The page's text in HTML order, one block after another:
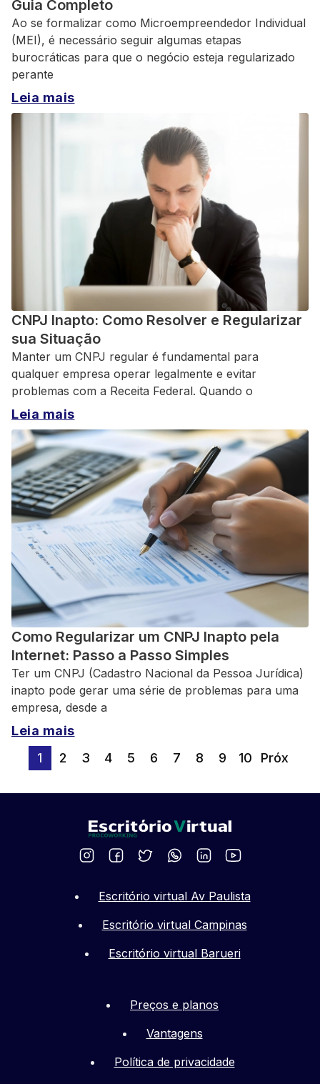
Guia Completo
Ao se formalizar como Microempreendedor Individual
(MEI), é necessário seguir algumas etapas
burocráticas para que o negócio esteja regularizado
perante
Leia mais
CNPJ Inapto: Como Resolver e Regularizar
sua Situação
Manter um CNPJ regular é fundamental para
qualquer empresa operar legalmente e evitar
problemas com a Receita Federal. Quando o
Leia mais
Como Regularizar um CNPJ Inapto pela
Internet: Passo a Passo Simples
Ter um CNPJ (Cadastro Nacional da Pessoa Jurídica)
inapto pode gerar uma série de problemas para uma
empresa, desde a
Leia mais
1
2 3 4 5 6 7 8 9 10 Próx
Escritório virtual Av Paulista
Escritório virtual Campinas
Escritório virtual Barueri
Preços e planos
Vantagens
Política de privacidade